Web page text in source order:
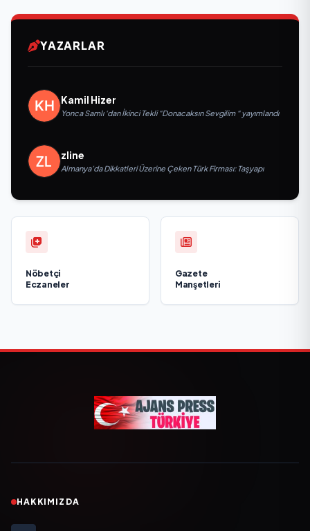
YAZARLAR
Kamil Hizer
Yonca Samlı ‘dan İkinci Tekli “Donacaksın Sevgilim “ yayımlandı
zline
Almanya’da Dikkatleri Üzerine Çeken Türk Firması: Taşyapı
Nöbetçi
Eczaneler
Gazete
Manşetleri
HAKKIMIZDA